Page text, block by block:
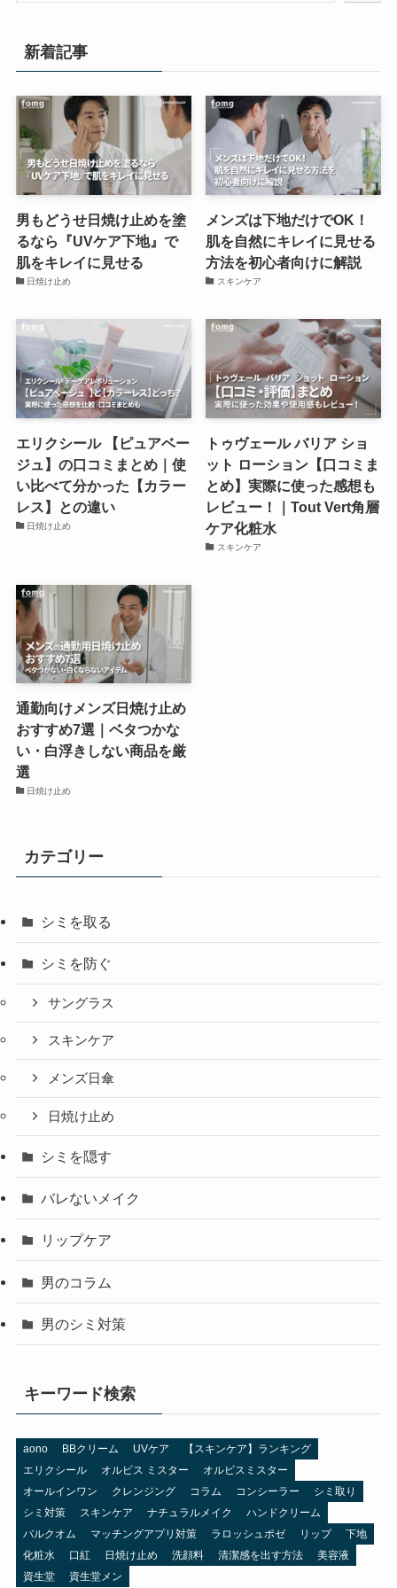
新着記事
男もどうせ日焼け止めを塗
るなら『UVケア下地』で
肌をキレイに見せる
日焼け止め
メンズは下地だけでOK！
肌を自然にキレイに見せる
方法を初心者向けに解説
スキンケア
エリクシール 【ピュアベー
ジュ】の口コミまとめ｜使
い比べて分かった【カラー
レス】との違い
日焼け止め
トゥヴェール バリア ショ
ット ローション【口コミま
とめ】実際に使った感想も
レビュー！｜Tout Vert角層
ケア化粧水
スキンケア
通勤向けメンズ日焼け止め
おすすめ7選｜ベタつかな
い・白浮きしない商品を厳
選
日焼け止め
カテゴリー
シミを取る
シミを防ぐ
サングラス
スキンケア
メンズ日傘
日焼け止め
シミを隠す
バレないメイク
リップケア
男のコラム
男のシミ対策
キーワード検索
aono BBクリーム UVケア
【スキンケア】ランキング
エリクシール
オルビス ミスター
オルビスミスター
オールインワン
クレンジング コラム コンシーラー
シミ取り
シミ対策
スキンケア ナチュラルメイク
ハンドクリーム
バルクオム
マッチングアプリ対策 ラロッシュポゼ リップ
下地
化粧水
口紅 日焼け止め 洗顔料 清潔感を出す方法
美容液
資生堂
資生堂メン